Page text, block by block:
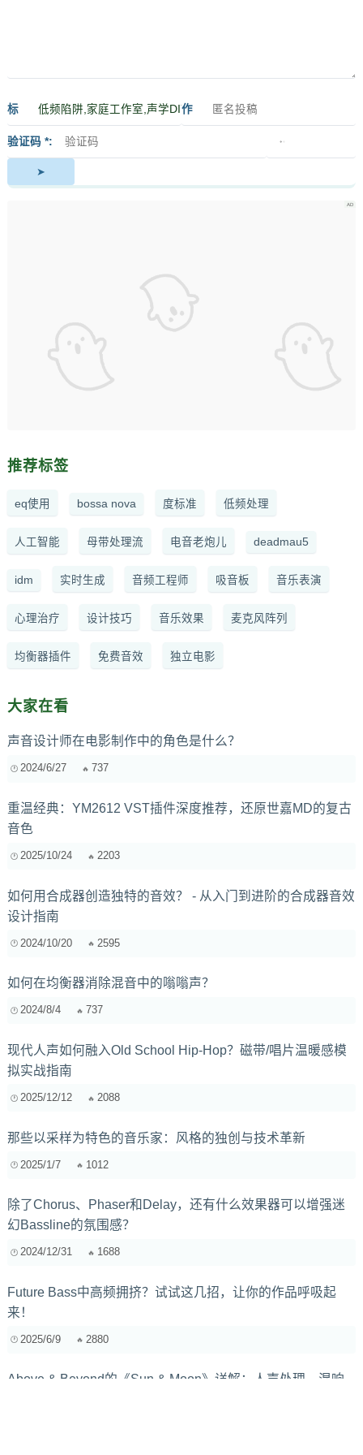
标
签
作
验证码 *
推荐标签
eq使用 bossa nova 度标准 低频处理
人工智能 母带处理流 电音老炮儿 deadmau5
idm 实时生成 音频工程师 吸音板 音乐表演
心理治疗 设计技巧 音乐效果 麦克风阵列
均衡器插件 免费音效 独立电影
大家在看
声音设计师在电影制作中的角色是什么？
2024/6/27 737
重温经典：YM2612 VST插件深度推荐，还原世嘉MD的复古
音色
2025/10/24 2203
如何用合成器创造独特的音效？ - 从入门到进阶的合成器音效
设计指南
2024/10/20 2595
如何在均衡器消除混音中的嗡嗡声？
2024/8/4 737
现代人声如何融入Old School Hip-Hop？磁带/唱片温暖感模
拟实战指南
2025/12/12 2088
那些以采样为特色的音乐家：风格的独创与技术革新
2025/1/7 1012
除了Chorus、Phaser和Delay，还有什么效果器可以增强迷
幻Bassline的氛围感？
2024/12/31 1688
Future Bass中高频拥挤？试试这几招，让你的作品呼吸起
来！
2025/6/9 2880
Above & Beyond的《Sun & Moon》详解：人声处理、混响